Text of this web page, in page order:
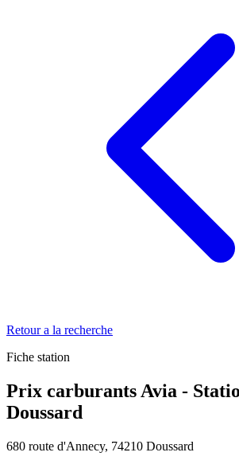
Retour a la recherche
Fiche station
Prix carburants Avia -
Doussard
680 route d'Annecy, 74210 Doussard